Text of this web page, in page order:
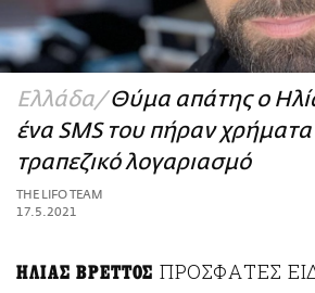
ΑΜΠΑ
PRINT
Ελλάδα Θύμα απάτης ο
ένα SMS του πήραν
τραπεζικό λογαριασμό
THE LIFO TEAM
17.5.2021
ΗΛΙΑΣ ΒΡΕΤΤΟΣ ΠΡΟΣΦΑΤΕΣ